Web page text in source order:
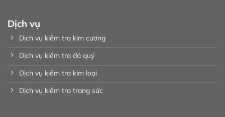
Dịch vụ
Dịch vụ kiểm tra kim cương
Dịch vụ kiểm tra đá quý
Dịch vụ kiểm tra kim loại
Dịch vụ kiểm tra trang sức